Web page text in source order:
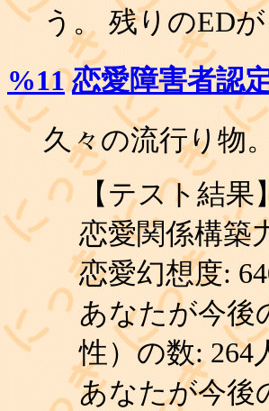
う。 残りのED
%11 恋愛障害者認
久々の流行り物。
【テスト結果
恋愛関係構築
恋愛幻想度:
あなたが今後
性）の数: 264
あなたが今後